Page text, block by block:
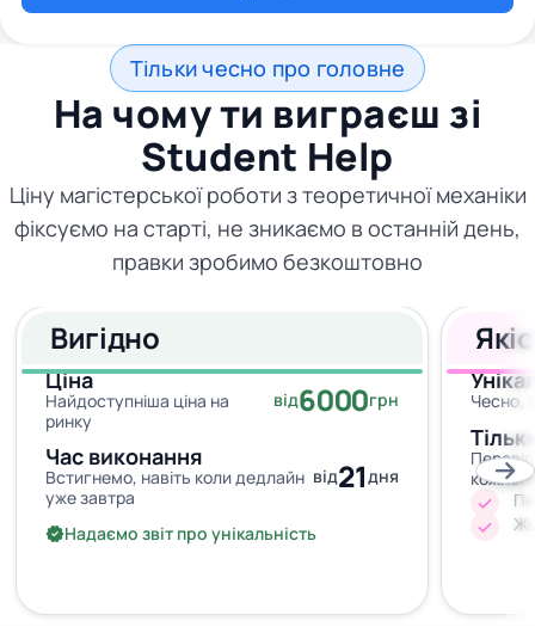
Тільки чесно про головне
На чому ти виграєш зі
Student Help
Ціну магістерської роботи з теоретичної механіки
фіксуємо на старті, не зникаємо в останній день,
правки зробимо безкоштовно
Вигідно
Ціна
Найдоступніша ціна на
ринку
від6000грн
Час виконання
Встигнемо, навіть коли дедлайн
уже завтра
від21дня
Надаємо звіт про унікальність
Чесно,